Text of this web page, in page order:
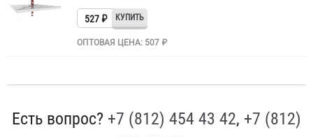
527 ₽
ОПТОВАЯ ЦЕНА: 507 ₽
Есть вопрос? +7 (812) 454 43 42, +7 (812)